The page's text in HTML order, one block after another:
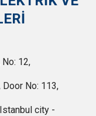
12,
Door No: 113,
city -